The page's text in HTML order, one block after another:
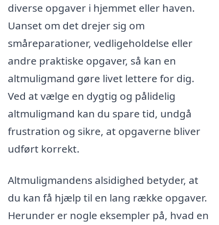
diverse opgaver i hjemmet eller haven.
Uanset om det drejer sig om
småreparationer, vedligeholdelse eller
andre praktiske opgaver, så kan en
altmuligmand gøre livet lettere for dig.
Ved at vælge en dygtig og pålidelig
altmuligmand kan du spare tid, undgå
frustration og sikre, at opgaverne bliver
udført korrekt.
Altmuligmandens alsidighed betyder, at
du kan få hjælp til en lang række opgaver.
Herunder er nogle eksempler på, hvad en